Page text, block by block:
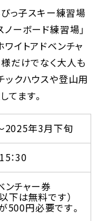
びっ子スキー練習場
ノーボード練習場」
イトアドベンチャ
様だけでなく大人も
ックハウスや登山用
てます。
2025年3月下旬
：30
ンチャー券
下は無料です）
500円必要です。